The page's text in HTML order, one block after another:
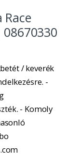
/ keverék
-
- Komoly